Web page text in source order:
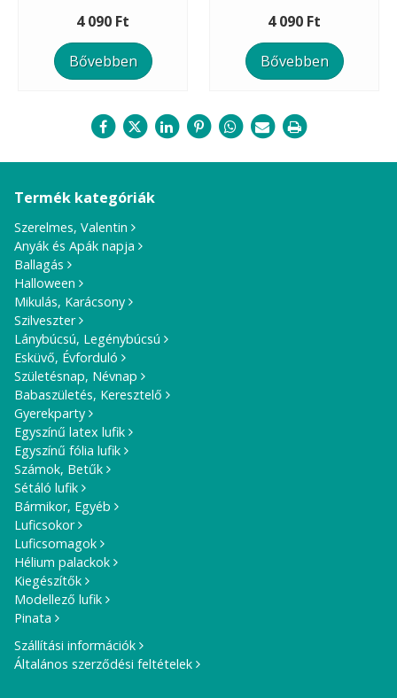
4 090 Ft
Bővebben
4 090 Ft
Bővebben
Termék kategóriák
Szerelmes, Valentin
Anyák és Apák napja
Ballagás
Halloween
Mikulás, Karácsony
Szilveszter
Lánybúcsú, Legénybúcsú
Esküvő, Évforduló
Születésnap, Névnap
Babaszületés, Keresztelő
Gyerekparty
Egyszínű latex lufik
Egyszínű fólia lufik
Számok, Betűk
Sétáló lufik
Bármikor, Egyéb
Luficsokor
Luficsomagok
Hélium palackok
Kiegészítők
Modellező lufik
Pinata
Szállítási információk
Általános szerződési feltételek